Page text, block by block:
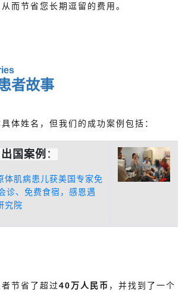
而节省您长期逗留的费用。
者故事
体姓名，但我们的成功案例包括：
国案例 ：
体肌病患儿获美国专家免
诊、免费食宿，感恩遇
究院
节省了超过40万人民币 ，并找到了一个